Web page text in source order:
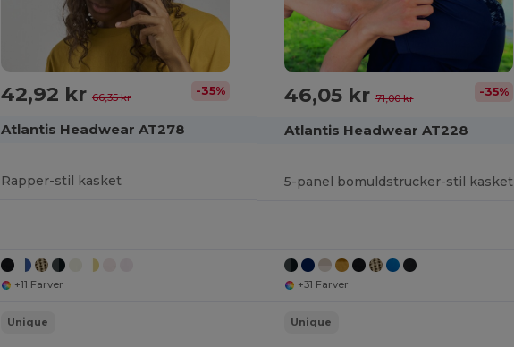
42,92 kr 66,35 kr -35%
Atlantis Headwear AT278
Rapper-stil kasket
+11 Farver
Unique
46,05 kr71,00 kr -35%
Atlantis Headwear AT228
5-panel bomuldstrucker-stil kasket
+31 Farver
Unique